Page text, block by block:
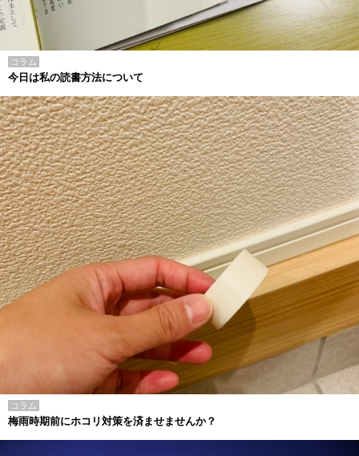
コラム
今日は私の読書方法について
コラム
梅雨時期前にホコリ対策を済ませませんか？